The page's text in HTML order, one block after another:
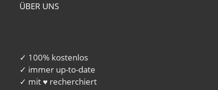
ÜBER UNS
✓ 100% kostenlos
✓ immer up-to-date
✓ mit ♥ recherchiert